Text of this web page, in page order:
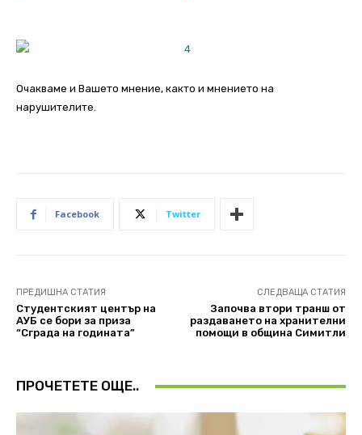
Очакваме и Вашето мнение, както и мнението на
нарушителите.
Facebook Twitter
ПРЕДИШНА СТАТИЯ
Студентският център на
АУБ се бори за приза
“Сграда на годината”
СЛЕДВАЩА СТАТИЯ
Започва втори транш от
раздаването на хранителни
помощи в община Симитли
ПРОЧЕТЕТЕ ОЩЕ..